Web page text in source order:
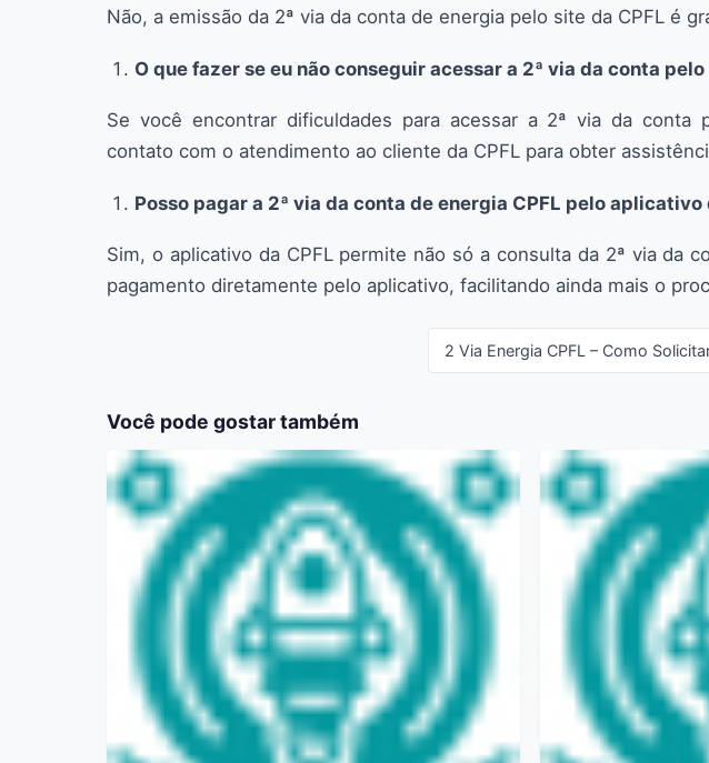
Não, a emissão da 2ª via da conta de energia pelo site da CPFL é
O que fazer se eu não conseguir acessar a 2ª via da conta pelo
Se você encontrar dificuldades para acessar a 2ª via da conta
contato com o atendimento ao cliente da CPFL para obter
Posso pagar a 2ª via da conta de energia CPFL pelo aplicativo
Sim, o aplicativo da CPFL permite não só a consulta da 2ª via da
pagamento diretamente pelo aplicativo, facilitando ainda mais o
2 Via Energia CPFL – Como
Você pode gostar também